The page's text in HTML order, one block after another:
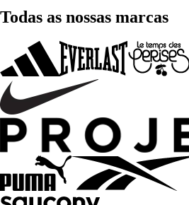
Todas as nossas marcas